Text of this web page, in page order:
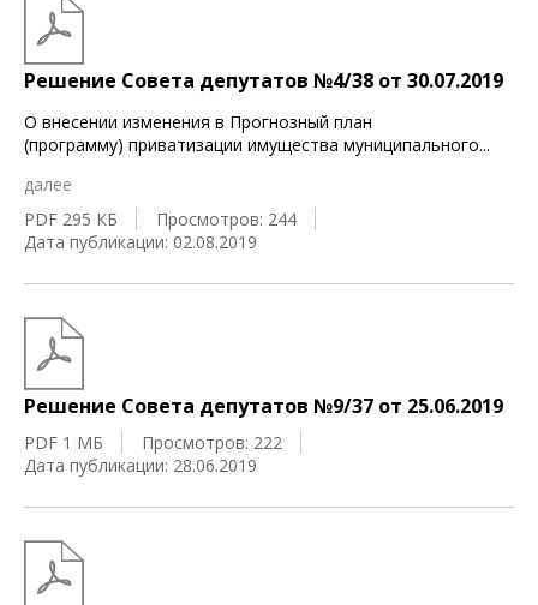
Решение Совета депутатов №4/38 от 30.07.2019
О внесении изменения в Прогнозный план
(программу) приватизации имущества муниципального...
далее
PDF 295 КБ
Просмотров: 244
Дата публикации: 02.08.2019
Решение Совета депутатов №9/37 от 25.06.2019
PDF 1 МБ
Просмотров: 222
Дата публикации: 28.06.2019